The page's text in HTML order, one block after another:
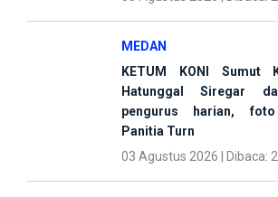
MEDAN
KETUM KONI Sumut
Hatunggal Siregar
pengurus harian,
Panitia Turn
03 Agustus 2026 | Dibaca: